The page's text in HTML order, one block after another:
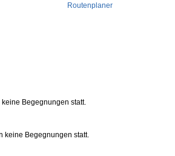
Routenplaner
Begegnungen statt.
keine Begegnungen statt.